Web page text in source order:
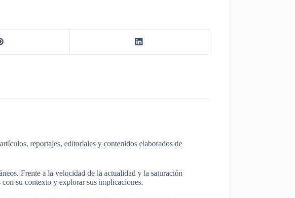
reportajes, editoriales y contenidos elaborados de
Frente a la velocidad de la actualidad y la saturación
su contexto y explorar sus implicaciones.